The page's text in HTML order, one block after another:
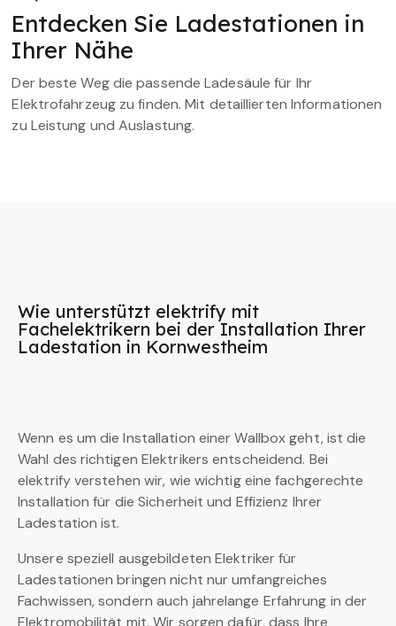
Entdecken Sie Ladestationen in
Ihrer Nähe
Der beste Weg die passende Ladesäule für Ihr
Elektrofahrzeug zu finden. Mit detaillierten Informationen
zu Leistung und Auslastung.
Wie unterstützt elektrify mit
Fachelektrikern bei der Installation Ihrer
Ladestation in Kornwestheim
Wenn es um die Installation einer Wallbox geht, ist die
Wahl des richtigen Elektrikers entscheidend. Bei
elektrify verstehen wir, wie wichtig eine fachgerechte
Installation für die Sicherheit und Effizienz Ihrer
Ladestation ist.
Unsere speziell ausgebildeten Elektriker für
Ladestationen bringen nicht nur umfangreiches
Fachwissen, sondern auch jahrelange Erfahrung in der
Elektromobilität mit. Wir sorgen dafür, dass Ihre